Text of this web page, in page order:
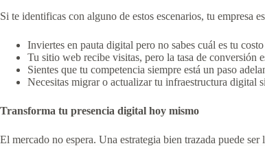
Si te identificas con alguno de estos escenarios, tu empresa
Inviertes en pauta digital pero no sabes cuál es tu
Tu sitio web recibe visitas, pero la tasa de conversión
Sientes que tu competencia siempre está un paso
Necesitas migrar o actualizar tu infraestructura digital
Transforma tu presencia digital hoy mismo
El mercado no espera. Una estrategia bien trazada puede